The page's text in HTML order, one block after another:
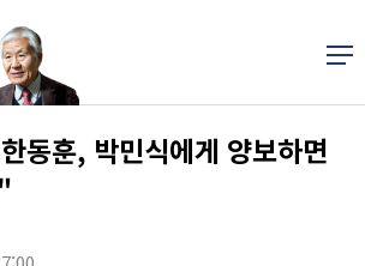
동훈, 박민식에게 양보하면